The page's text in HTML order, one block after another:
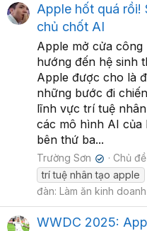
Apple hốt quá rồi!
chủ chốt AI
Apple mở cửa
hướng đến hệ sinh
Apple được cho là
những bước đi
lĩnh vực trí tuệ
các mô hình AI của
bên thứ ba...
Trường Sơn ✔ Chủ đề
trí tuệ nhân tạo apple
đàn: Làm ăn kinh doanh
WWDC 2025: